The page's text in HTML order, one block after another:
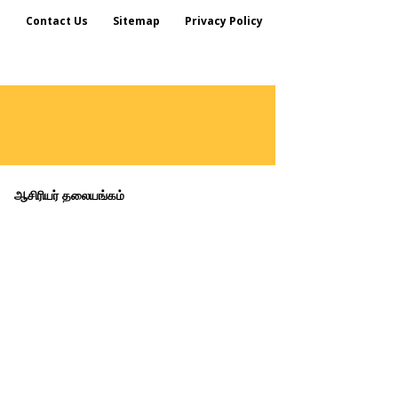
Contact Us Sitemap Privacy Policy
ஆசிரியர் தலையங்கம்